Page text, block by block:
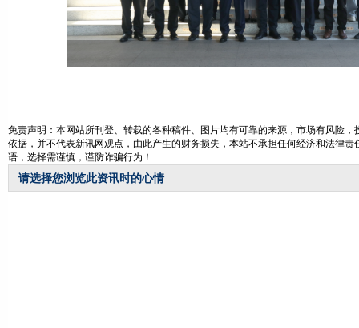
免责声明：本网站所刊登、转载的各种稿件、图片均有可靠的来源，市场有风险
依据，并不代表新讯网观点，由此产生的财务损失，本站不承担任何经济和法律
语，选择需谨慎，谨防诈骗行为！
请选择您浏览此资讯时的心情